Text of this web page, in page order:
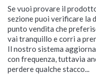
Se vuoi provare il
sezione puoi verificare la
punto vendita che
vai tranquillo e corri a
Il nostro sistema
con frequenza, tuttavia
perdere qualche stacco...